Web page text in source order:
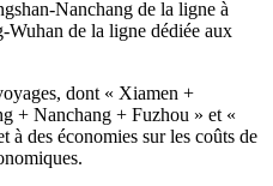
Nanchang de la ligne à
de la ligne dédiée aux
dont « Xiamen +
+ Nanchang + Fuzhou » et «
des économies sur les coûts de